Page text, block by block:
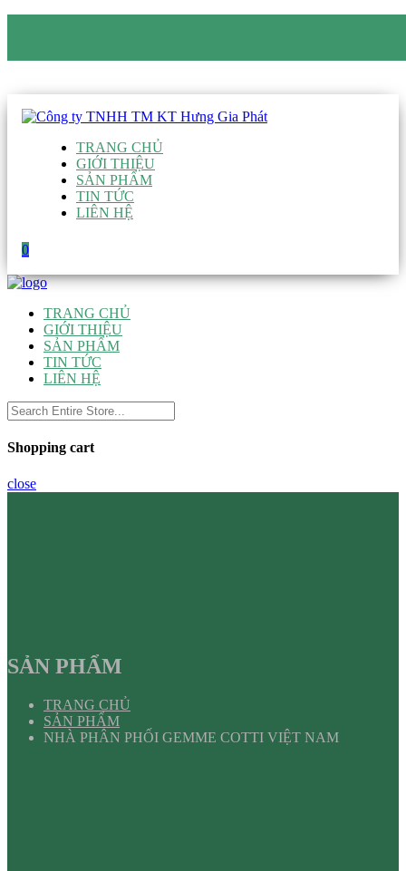
TRANG CHỦ
GIỚI THIỆU
SẢN PHẨM
TIN TỨC
LIÊN HỆ
0
TRANG CHỦ
GIỚI THIỆU
SẢN PHẨM
TIN TỨC
LIÊN HỆ
Shopping cart
close
SẢN PHẨM
TRANG CHỦ
SẢN PHẨM
NHÀ PHÂN PHỐI GEMME COTTI VIỆT NAM